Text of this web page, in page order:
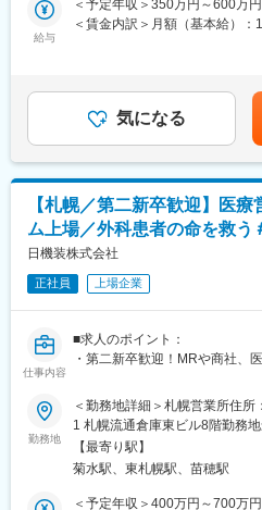
■フォロー体制
未経験からスタートしたメン
ームで協力して業務を遂行し
■幅広いキャリアパス
将来は、エリアを統括するリ
のリージョナルマネージャー
トとしての専門職、マーケティ
ます。
変更の範囲：会社の定める業務
います。
【営業スタイル】
代理店担当者に同行販売した
売、勉強会や展示会での販売
トレーナーがつき同行や実践
して業務を頂けます。※TELア
【求人ポイント◎】
■営業経験者の方に加え、未経
経験から入社された方も多数活
■成績等に応じて若くしてのキ
の支店長登用実績多数あり)
■インセンティブ制度／販売キ
を正当に評価されます。(ハイ
■転勤は基本的にありません。
はありますが意向に沿います。)
■担当エリアは配属先及び周辺
■入社を決めた理由
給与
＜予定年収＞350万円～600万
＜賃金内訳＞月額（基本給）
給与補足＞■想定年収には、イ
固定残業代を含みます。キャ
昇給年１回■賞与：年2回（7月
定■実績に応じてインセンティ
安の金額であり、選考を通じて
(月額)は固定手当を含めた表記
気になる
【札幌／第二新卒歓迎】医
ム上場／外科患者の命を救う
日機装株式会社
正社員 上場企業
仕事内容
■求人のポイント：
・第二新卒歓迎！MRや商社、
・透析装置を受ける腎不全患
国やインドなどの新興国でも増
・ポンプ・医療・航空宇宙業
ライム上場優良メーカー
■業務概要：
勤務地
＜勤務地詳細＞札幌営業所住
1 札幌流通倉庫東ビル8階勤務
内全面禁煙変更の範囲：会社の
【最寄り駅】
菊水駅、東札幌駅、苗穂駅
＜予定年収＞400万円～700万